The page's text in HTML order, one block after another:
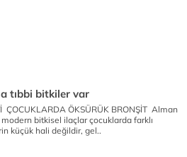
tıbbi bitkiler var
ÇOCUKLARDA ÖKSÜRÜK BRONŞİT Alman
bitkisel ilaçlar çocuklarda farklı
küçük hali değildir, gel..